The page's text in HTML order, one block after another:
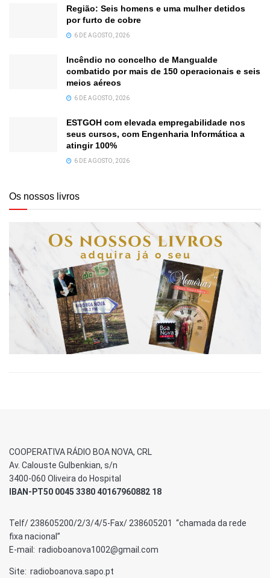
Região: Seis homens e uma mulher detidos
por furto de cobre
6 DE AGOSTO, 2026
Incêndio no concelho de Mangualde
combatido por mais de 150 operacionais e seis
meios aéreos
6 DE AGOSTO, 2026
ESTGOH com elevada empregabilidade nos
seus cursos, com Engenharia Informática a
atingir 100%
6 DE AGOSTO, 2026
Os nossos livros
COOPERATIVA RÁDIO BOA NOVA, CRL
Av. Calouste Gulbenkian, s/n
3400-060 Oliveira do Hospital
IBAN-PT50 0045 3380 40167960882 18
Telf/ 238605200/2/3/4/5-Fax/ 238605201 “chamada da rede
fixa nacional”
E-mail: radioboanova1002@gmail.com
Site: radioboanova.sapo.pt